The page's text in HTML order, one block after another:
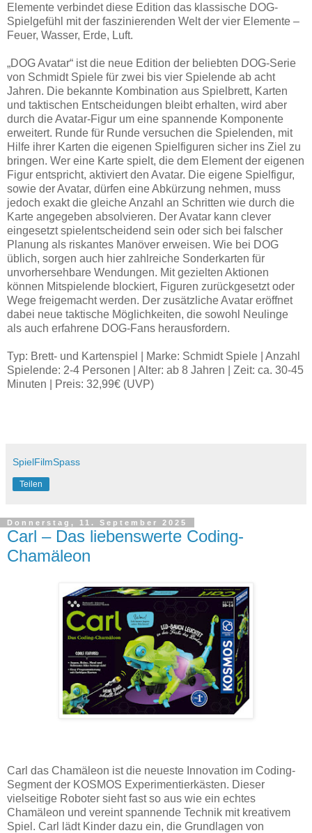
Elemente verbindet diese Edition das klassische DOG-
Spielgefühl mit der faszinierenden Welt der vier Elemente –
Feuer, Wasser, Erde, Luft.
„DOG Avatar“ ist die neue Edition der beliebten DOG-Serie
von Schmidt Spiele für zwei bis vier Spielende ab acht
Jahren. Die bekannte Kombination aus Spielbrett, Karten
und taktischen Entscheidungen bleibt erhalten, wird aber
durch die Avatar-Figur um eine spannende Komponente
erweitert. Runde für Runde versuchen die Spielenden, mit
Hilfe ihrer Karten die eigenen Spielfiguren sicher ins Ziel zu
bringen. Wer eine Karte spielt, die dem Element der eigenen
Figur entspricht, aktiviert den Avatar. Die eigene Spielfigur,
sowie der Avatar, dürfen eine Abkürzung nehmen, muss
jedoch exakt die gleiche Anzahl an Schritten wie durch die
Karte angegeben absolvieren. Der Avatar kann clever
eingesetzt spielentscheidend sein oder sich bei falscher
Planung als riskantes Manöver erweisen. Wie bei DOG
üblich, sorgen auch hier zahlreiche Sonderkarten für
unvorhersehbare Wendungen. Mit gezielten Aktionen
können Mitspielende blockiert, Figuren zurückgesetzt oder
Wege freigemacht werden. Der zusätzliche Avatar eröffnet
dabei neue taktische Möglichkeiten, die sowohl Neulinge
als auch erfahrene DOG-Fans herausfordern.
Typ: Brett- und Kartenspiel | Marke: Schmidt Spiele | Anzahl
Spielende: 2-4 Personen | Alter: ab 8 Jahren | Zeit: ca. 30-45
Minuten | Preis: 32,99€ (UVP)
SpielFilmSpass
Teilen
Donnerstag, 11. September 2025
Carl – Das liebenswerte Coding-
Chamäleon
Carl das Chamäleon ist die neueste Innovation im Coding-
Segment der KOSMOS Experimentierkästen. Dieser
vielseitige Roboter sieht fast so aus wie ein echtes
Chamäleon und vereint spannende Technik mit kreativem
Spiel. Carl lädt Kinder dazu ein, die Grundlagen von